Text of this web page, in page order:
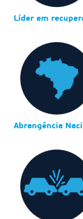
Líder em
Abrangência